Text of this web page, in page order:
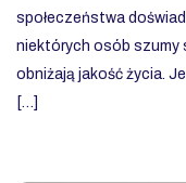
społeczeństwa
niektórych osób szumy
obniżają jakość życia.
[…]